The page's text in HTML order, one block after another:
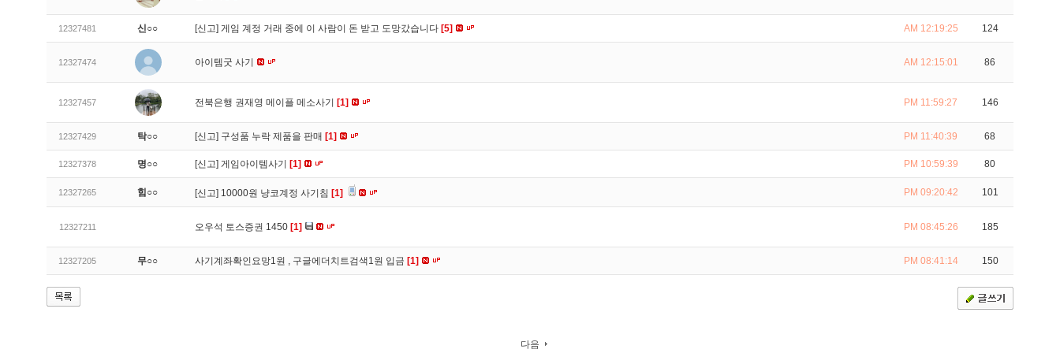
12327481 신○○ [신고] 게임 계정 거래 중에 이 사람이 돈 받고 도망갔습니다 [5] AM 12:19:25 124
12327474 아이템굿 사기 AM 12:15:01 86
12327457 전북은행 권재영 메이플 메소사기 [1] PM 11:59:27 146
12327429 탁○○ [신고] 구성품 누락 제품을 판매 [1] PM 11:40:39 68
12327378 명○○ [신고] 게임아이템사기 [1] PM 10:59:39 80
12327265 힘○○ [신고] 10000원 냥코계정 사기침 [1] PM 09:20:42 101
12327211 오우석 토스증권 1450 [1] PM 08:45:26 185
12327205 무○○ 사기계좌확인요망1원 , 구글에더치트검색1원 입금 [1] PM 08:41:14 150
다음